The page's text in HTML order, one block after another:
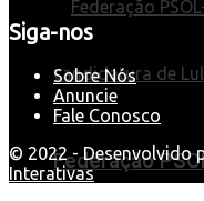
Federação
Siga-nos
Sobre Nós
Anuncie
Fale Conosco
© 2022 - Desenvolvido
Interativas